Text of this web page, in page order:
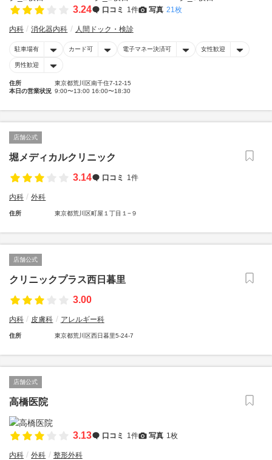
3.24 口コミ 1件 写真 21枚
内科 消化器内科 人間ドック・検診
駐車場有 カード可 電子マネー決済可 女性歓迎
男性歓迎
住所
東京都荒川区南千住7-12-15
本日の営業状況 9:00〜13:00 16:00〜18:30
店舗公式
堀メディカルクリニック
3.14
口コミ 1件
内科 外科
住所 東京都荒川区町屋１丁目１−９
店舗公式
クリニックプラス西日暮里
3.00
内科 皮膚科 アレルギー科
住所 東京都荒川区西日暮里5-24-7
店舗公式
高橋医院
3.13 口コミ 1件 写真 1枚
内科 外科 整形外科